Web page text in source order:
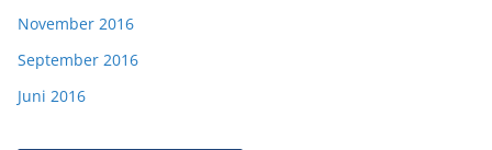
November 2016
September 2016
Juni 2016